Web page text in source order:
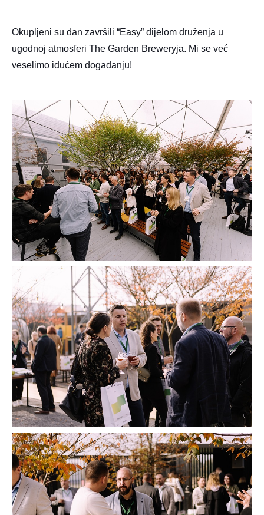
Okupljeni su dan završili “Easy” dijelom druženja u
ugodnoj atmosferi The Garden Breweryja. Mi se već
veselimo idućem događanju!